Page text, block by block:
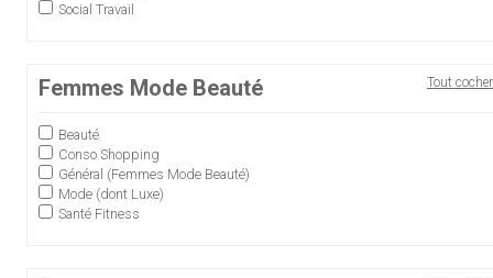
Social Travail
Femmes Mode Beauté Tout cocher
Beauté
Conso Shopping
Général (Femmes Mode Beauté)
Mode (dont Luxe)
Santé Fitness